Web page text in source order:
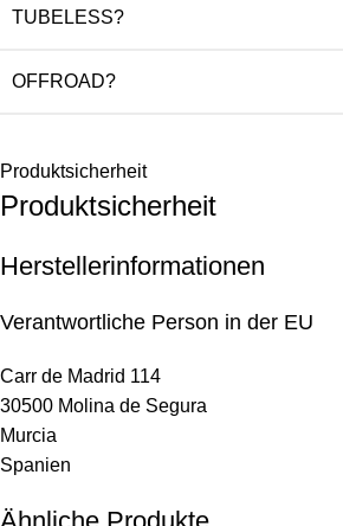
TUBELESS?
OFFROAD?
Produktsicherheit
Produktsicherheit
Herstellerinformationen
Verantwortliche Person in der EU
Carr de Madrid 114
30500 Molina de Segura
Murcia
Spanien